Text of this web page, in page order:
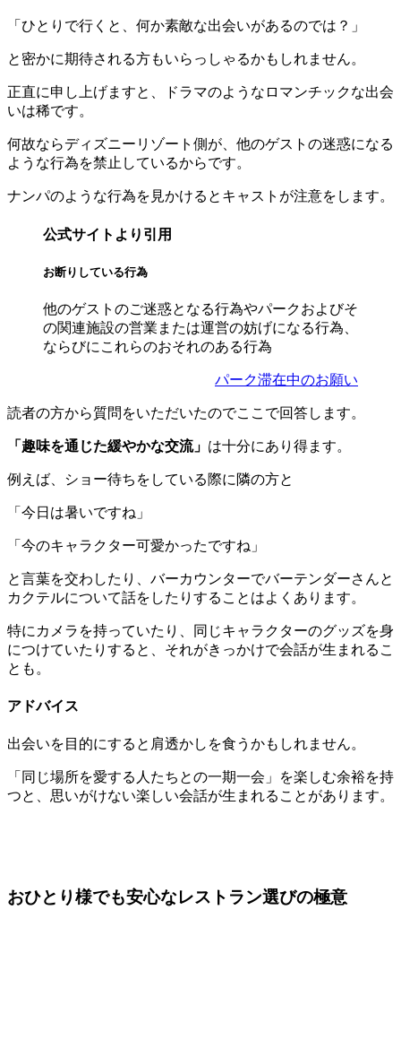
「ひとりで行くと、何か素敵な出会いがあるのでは？」
と密かに期待される方もいらっしゃるかもしれません。
正直に申し上げますと、ドラマのようなロマンチックな出会
いは稀です。
何故ならディズニーリゾート側が、他のゲストの迷惑になる
ような行為を禁止しているからです。
ナンパのような行為を見かけるとキャストが注意をします。
公式サイトより引用
お断りしている行為
他のゲストのご迷惑となる行為やパークおよびそ
の関連施設の営業または運営の妨げになる行為、
ならびにこれらのおそれのある行為
パーク滞在中のお願い
読者の方から質問をいただいたのでここで回答します。
「趣味を通じた緩やかな交流」 は十分にあり得ます。
例えば、ショー待ちをしている際に隣の方と
「今日は暑いですね」
「今のキャラクター可愛かったですね」
と言葉を交わしたり、バーカウンターでバーテンダーさんと
カクテルについて話をしたりすることはよくあります。
特にカメラを持っていたり、同じキャラクターのグッズを身
につけていたりすると、それがきっかけで会話が生まれるこ
とも。
アドバイス
出会いを目的にすると肩透かしを食うかもしれません。
「同じ場所を愛する人たちとの一期一会」を楽しむ余裕を持
つと、思いがけない楽しい会話が生まれることがあります。
おひとり様でも安心なレストラン選びの極意